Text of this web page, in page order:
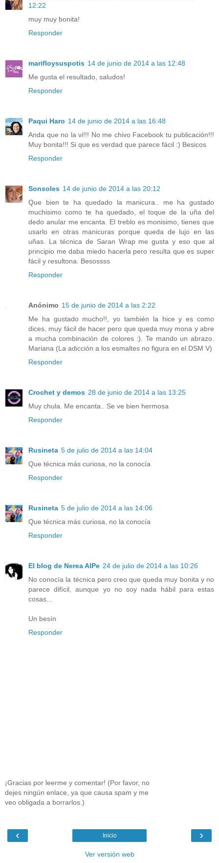
12:22
muy muy bonita!
Responder
marifloysuspotis 14 de junio de 2014 a las 12:48
Me gusta el resultado, saludos!
Responder
Paqui Haro 14 de junio de 2014 a las 16:48
Anda que no la vi!!! No me chivo Facebook tu publicación!!!
Muy bonita!!! Si que es verdad que parece fácil :) Besicos
Responder
Sonsoles 14 de junio de 2014 a las 20:12
Que bien te ha quedado la manicura.. me ha gustado
muchisimo como te ha quedado, el toque de la uña del
dedo anular me encanta. El treblo es monisimo, tienes que
usarlo en otras manicuras porque queda de lujo en las
uñas. La técnica de Saran Wrap me gusta y eso que al
principio me daba miedo hacerla pero resulta que es super
fácil y resultona. Besossss
Responder
Anónimo 15 de junio de 2014 a las 2:22
Me ha gustado mucho!!, yo también la hice y es como
dices, muy fácil de hacer pero que queda muy mona y abre
a mucha combinación de colores :). Te mando un abrazo.
Mariana (La adicción a los esmaltes no figura en el DSM V)
Responder
Crochet y demos 28 de junio de 2014 a las 13:25
Muy chula. Me encanta.. Se ve bien hermosa
Responder
Rusineta 5 de julio de 2014 a las 14:04
Que técnica más curiosa, no la conocía
Responder
Rusineta 5 de julio de 2014 a las 14:06
Que técnica más curiosa, no la conocía
Responder
El blog de Nerea AlPe 24 de julio de 2014 a las 10:26
No conocía la técnica pero creo que queda muy bonita y no
parece difícil, aunque yo no soy nada hábil para estas
cosas...
Un besín
Responder
¡Gracias por leerme y comentar! (Por favor, no
dejes ningún enlace, ya que causa spam y me
veo obligada a borrarlos.)
‹ ›
Inicio
Ver versión web